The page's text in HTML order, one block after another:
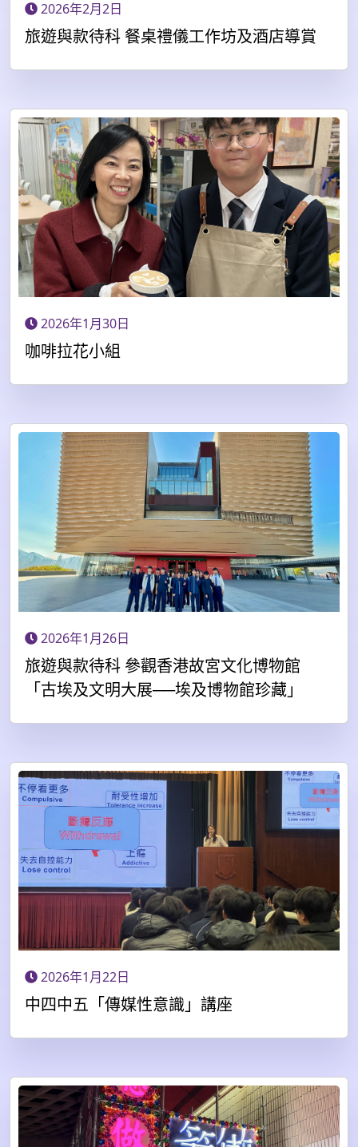
2026年2月2日
旅遊與款待科 餐桌禮儀工作坊及酒店導賞
2026年1月30日
咖啡拉花小組
2026年1月26日
旅遊與款待科 參觀香港故宮文化博物館
「古埃及文明大展──埃及博物館珍藏」
2026年1月22日
中四中五「傳媒性意識」講座